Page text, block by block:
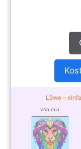
Löwe –
von mia